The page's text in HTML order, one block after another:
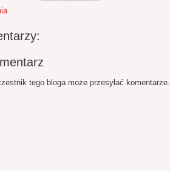
tego bloga może przesyłać komentarze.